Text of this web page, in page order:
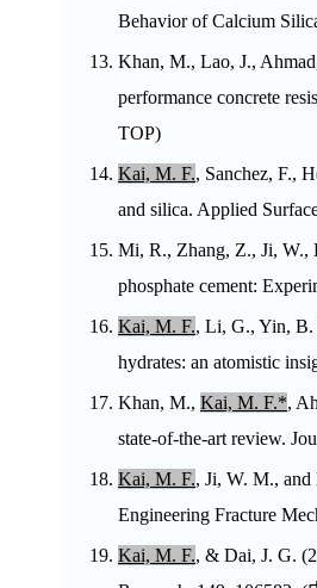
Behavior of Calcium
13. Khan, M., Lao, J.,
performance concrete
TOP)
14. Kai, M. F., Sanchez, F.,
and silica. Applied
15. Mi, R., Zhang, Z., Ji, W.,
phosphate cement:
16. Kai, M. F., Li, G., Yin, B.
hydrates: an atomistic
17. Khan, M., Kai, M. F.*,
state-of-the-art review.
18. Kai, M. F., Ji, W. M., and
Engineering Fracture
19. Kai, M. F., & Dai, J. G.